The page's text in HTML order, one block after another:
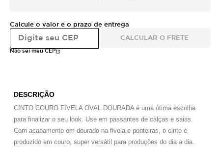
Calcule o valor e o prazo de entrega
CALCULAR O FRETE
Não sei meu CEP
DESCRIÇÃO
CINTO COURO FIVELA OVAL DOURADA é uma ótima escolha
para finalizar o seu look. Use em passantes de calças e saias.
Com acabamento em dourado na fivela e ponteiras, o cinto é
produzido em couro, super versátil para produções do dia a dia.